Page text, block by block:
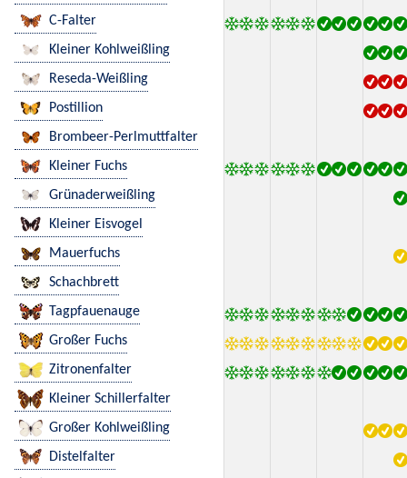
C-Falter
Kleiner Kohlweißling
Reseda-Weißling
Postillion
Brombeer-Perlmuttfalter
Kleiner Fuchs
Grünaderweißling
Kleiner Eisvogel
Mauerfuchs
Schachbrett
Tagpfauenauge
Großer Fuchs
Zitronenfalter
Kleiner Schillerfalter
Großer Kohlweißling
Distelfalter